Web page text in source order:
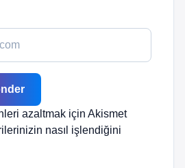
azaltmak için Akismet
nasıl işlendiğini